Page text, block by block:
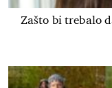
Zašto bi trebalo